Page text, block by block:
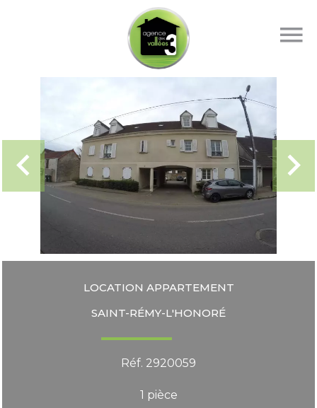
LOCATION APPARTEMENT
SAINT-RÉMY-L'HONORÉ
Réf. 2920059
1 pièce